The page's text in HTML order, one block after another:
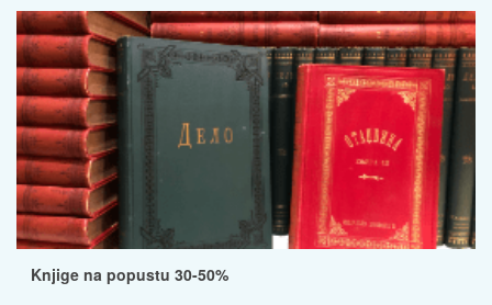
Knjige na popustu 30-50%